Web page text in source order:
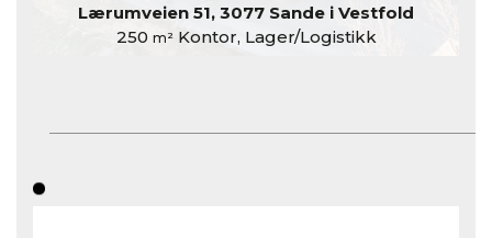
Lærumveien 51, 3077 Sande i Vestfold
250 m²Kontor, Lager/Logistikk